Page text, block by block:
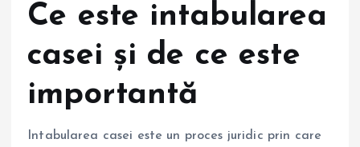
Ce este intabularea
casei și de ce este
importantă
Intabularea casei este un proces juridic prin care